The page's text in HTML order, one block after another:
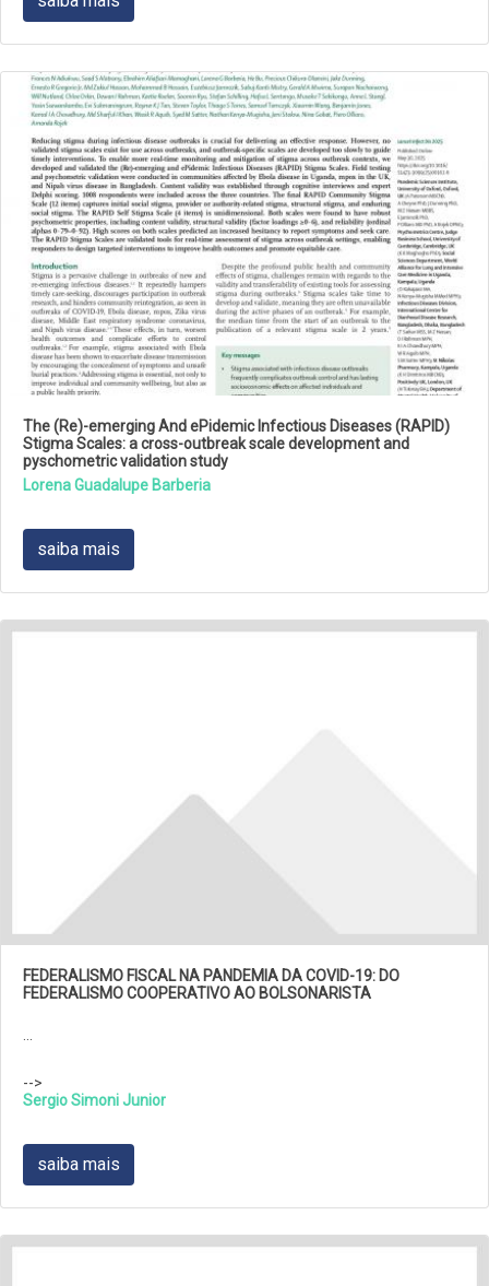
The (Re)-emerging And ePidemic Infectious Diseases (RAPID)
Stigma Scales: a cross-outbreak scale development and
pyschometric validation study
Lorena Guadalupe Barberia
saiba mais
FEDERALISMO FISCAL NA PANDEMIA DA COVID-19: DO
FEDERALISMO COOPERATIVO AO BOLSONARISTA
-->
Sergio Simoni Junior
saiba mais